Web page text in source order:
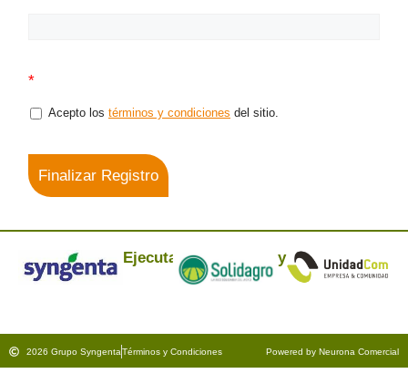
*
Acepto los términos y condiciones del sitio.
Finalizar Registro
Ejecuta: y
2026 Grupo SyngentaTérminos y Condiciones Powered by Neurona Comercial